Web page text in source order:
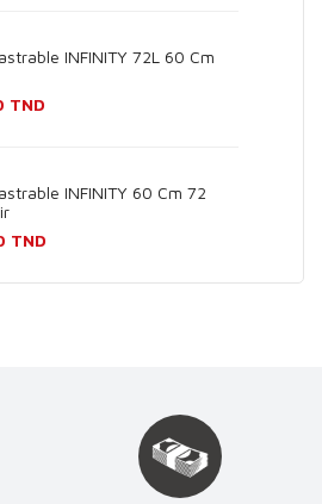
INFINITY 72L 60 Cm
TND
INFINITY 60 Cm 72
TND